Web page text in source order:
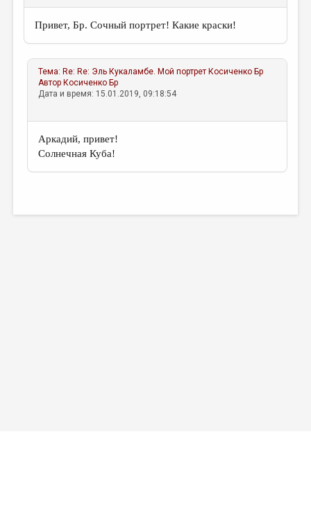
Привет, Бр. Сочный портрет! Какие краски!
Тема: Re: Re: Эль Кукаламбе. Мой портрет Косиченко Бр
Автор Косиченко Бр
Дата и время: 15.01.2019, 09:18:54
Аркадий, привет!
Солнечная Куба!